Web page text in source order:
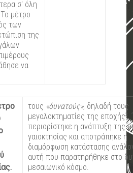
σ' όλη
μέτρο
των
της
να
τους «δυνατούς», δηλαδή τους
μεγαλοκτηματίες της εποχής3 .
περιορίστηκε η ανάπτυξη της
γαιοκτησίας και αποτράπηκε η
διαμόρφωση κατάστασης
αυτή που παρατηρήθηκε στο
μεσαιωνικό κόσμο.